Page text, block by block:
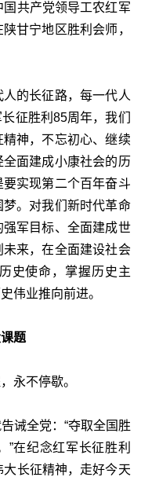
共产党领导工农红军
甘宁地区胜利会师，
的长征路，每一代人
征胜利85周年，我们
神，不忘初心、继续
面建成小康社会的历
实现第二个百年奋斗
。对我们新时代革命
军目标、全面建成世
来，在全面建设社会
史使命，掌握历史主
伟业推向前进。
题
永不停歇。
诫全党：“夺取全国胜
在纪念红军长征胜利
长征精神，走好今天